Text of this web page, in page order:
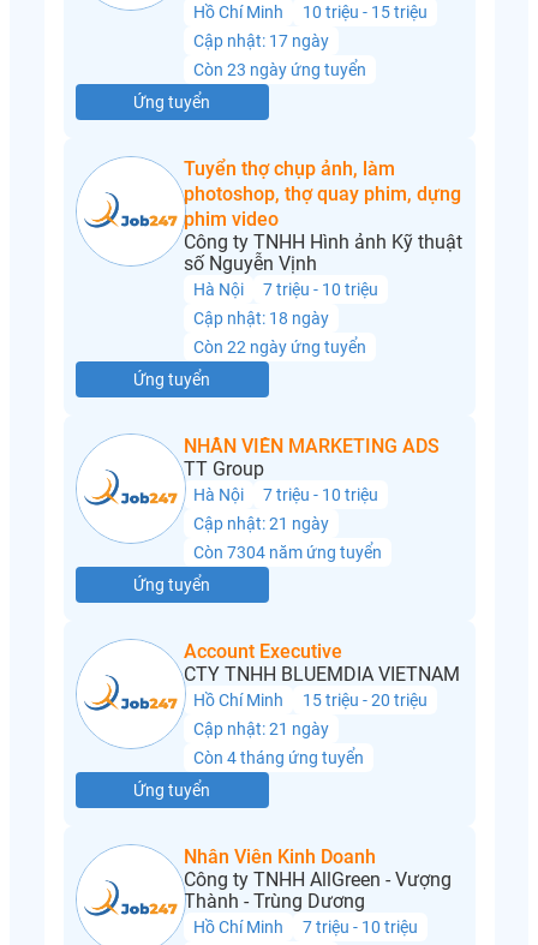
Hồ Chí Minh
10 triệu - 15 triệu
Cập nhật: 17 ngày
Còn 23 ngày ứng tuyển
Ứng tuyển
Tuyển thợ chụp ảnh, làm
photoshop, thợ quay phim, dựng
phim video
Công ty TNHH Hình ảnh Kỹ thuật
số Nguyễn Vịnh
Hà Nội
7 triệu - 10 triệu
Cập nhật: 18 ngày
Còn 22 ngày ứng tuyển
Ứng tuyển
NHÂN VIÊN MARKETING ADS
TT Group
Hà Nội
7 triệu - 10 triệu
Cập nhật: 21 ngày
Còn 7304 năm ứng tuyển
Ứng tuyển
Account Executive
CTY TNHH BLUEMDIA VIETNAM
Hồ Chí Minh
15 triệu - 20 triệu
Cập nhật: 21 ngày
Còn 4 tháng ứng tuyển
Ứng tuyển
Nhân Viên Kinh Doanh
Công ty TNHH AllGreen - Vượng
Thành - Trùng Dương
Hồ Chí Minh
7 triệu - 10 triệu